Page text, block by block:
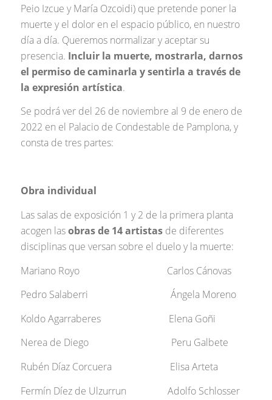
Peio Izcue y María Ozcoidi) que pretende poner la
muerte y el dolor en el espacio público, en nuestro
día a día. Queremos normalizar y aceptar su
presencia. Incluir la muerte, mostrarla, darnos
el permiso de caminarla y sentirla a través de
la expresión artística.
Se podrá ver del 26 de noviembre al 9 de enero de
2022 en el Palacio de Condestable de Pamplona, y
consta de tres partes:
Obra individual
Las salas de exposición 1 y 2 de la primera planta
acogen lasobras de 14 artistasde diferentes
disciplinas que versan sobre el duelo y la muerte:
Mariano Royo Carlos Cánovas
Pedro Salaberri Ángela Moreno
Koldo Agarraberes Elena Goñi
Nerea de Diego Peru Galbete
Rubén Díaz Corcuera Elisa Arteta
Fermín Díez de Ulzurrun Adolfo Schlosser